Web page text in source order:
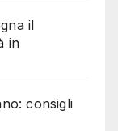
il
in
consigli